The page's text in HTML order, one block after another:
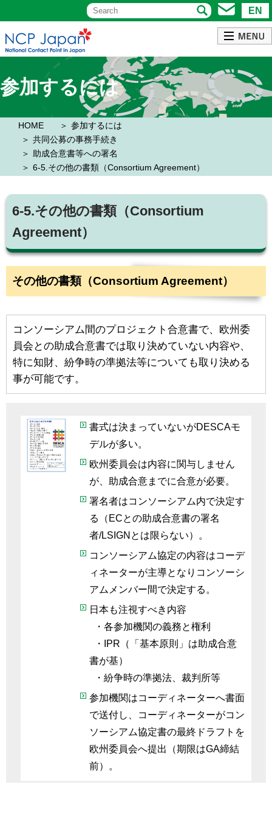
EN
参加するには
HOME
参加するには
共同公募の事務手続き
助成合意書等への署名
6-5.その他の書類（Consortium Agreement）
6-5.その他の書類（Consortium
Agreement）
その他の書類（Consortium Agreement）
コンソーシアム間のプロジェクト合意書で、欧州委
員会との助成合意書では取り決めていない内容や、
特に知財、紛争時の準拠法等についても取り決める
事が可能です。
書式は決まっていないがDESCAモ
デルが多い。
欧州委員会は内容に関与しません
が、助成合意までに合意が必要。
署名者はコンソーシアム内で決定す
る（ECとの助成合意書の署名
者/LSIGNとは限らない）。
コンソーシアム協定の内容はコーデ
ィネーターが主導となりコンソーシ
アムメンバー間で決定する。
日本も注視すべき内容
・各参加機関の義務と権利
・IPR（「基本原則」は助成合意
書が基）
・紛争時の準拠法、裁判所等
参加機関はコーディネーターへ書面
で送付し、コーディネーターがコン
ソーシアム協定書の最終ドラフトを
欧州委員会へ提出（期限はGA締結
前）。